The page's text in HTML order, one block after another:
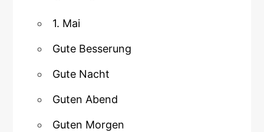
1. Mai
Gute Besserung
Gute Nacht
Guten Abend
Guten Morgen